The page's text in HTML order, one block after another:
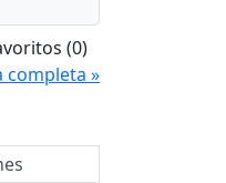
(0)
completa »